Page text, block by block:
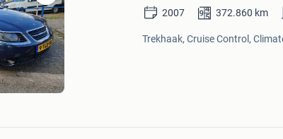
Bewaren
in
Mijn
Favorieten
2007 372.860 km
Trekhaak, Cruise Control,